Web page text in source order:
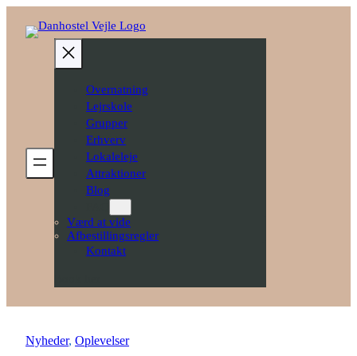
Overnatning
Lejrskole
Grupper
Erhverv
Lokaleleje
Attraktioner
Blog
Værd at vide
Afbestillingsregler
Kontakt
Nyheder, Oplevelser